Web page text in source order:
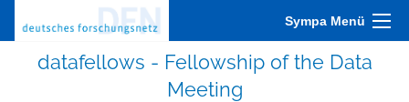
Sympa Menü
datafellows - Fellowship of the Data
Meeting